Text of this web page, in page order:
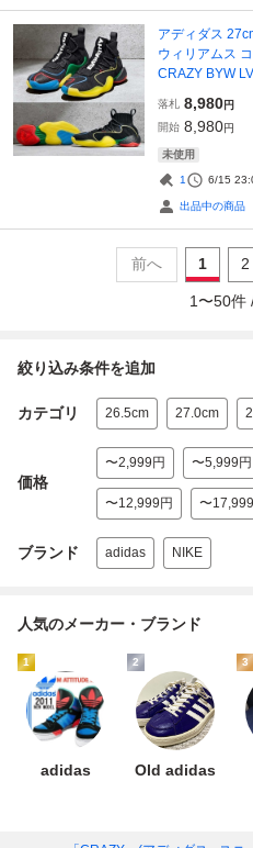
アディダス
ウィリアムス
CRAZY BYW
落札 8,980円
開始 8,980円
未使用
1 6/15
出品中の商品
前へ 1 2
1 〜50件
絞り込み条件を追加
カテゴリ 26.5cm 27.0cm
価格
〜2,999円 〜5,999円
〜12,999円 〜
ブランド adidas NIKE
人気のメーカー・ブランド
1
adidas
2
Old adidas
3